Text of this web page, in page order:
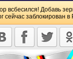
всбесился! Добавь
сейчас заблокирован